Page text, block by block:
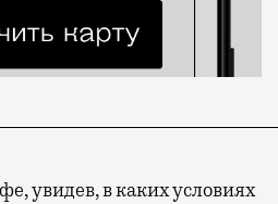
увидев, в каких условиях